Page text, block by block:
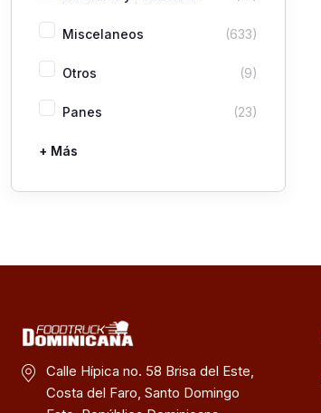
Miscelaneos (633)
Otros (9)
Panes (23)
Pastas
Picaderas
Sazones y Salsas
Vegetales
+ Más
Calle Hípica no. 58 Brisa del Este,
Costa del Faro, Santo Domingo